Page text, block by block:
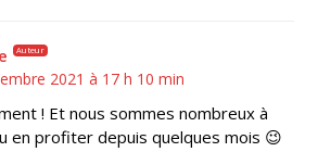
Auteur
2021 à 17 h 10 min
! Et nous sommes nombreux à
en profiter depuis quelques mois 😉